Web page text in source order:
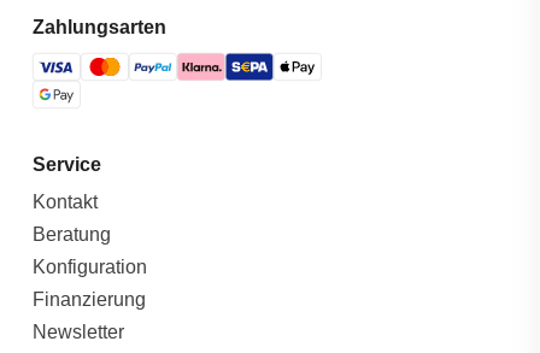
Zahlungsarten
Service
Kontakt
Beratung
Konfiguration
Finanzierung
Newsletter